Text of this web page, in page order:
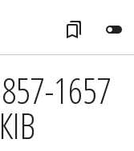
toggle_off
bookmarks
1657